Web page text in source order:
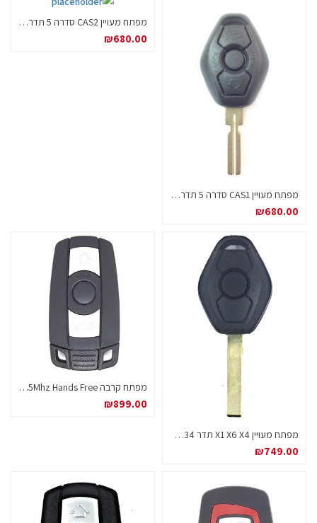
מפתח מעויין CAS1 סדרה 5 תדר 434 ID7944
₪680.00
מפתח מעויין CAS2 סדרה 5 תדר 434 ID7944
₪680.00
מפתח מעויין X1 X6 X4 תדר 434 ID7944
₪749.00
מפתח קרבה BMW CAS3 315Mhz Hands Free
₪899.00